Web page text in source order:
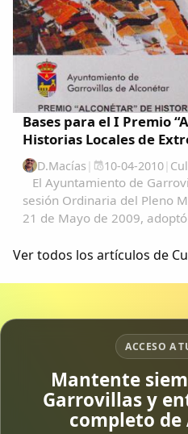
Bases para el I Premio
Historias Locales de
D.Macías | 10-04-2010|
El Ayuntamiento de Garrovillas de
sesión Ordinaria del Pleno Municipal celebrada el día
21 de Mayo de 2009,
sujeción a las siguientes
Ver todos los artículos de
ACCESO A
Mantente
Garrovillas y
completo